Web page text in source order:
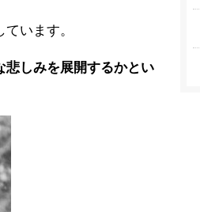
います。
悲しみを展開するかとい